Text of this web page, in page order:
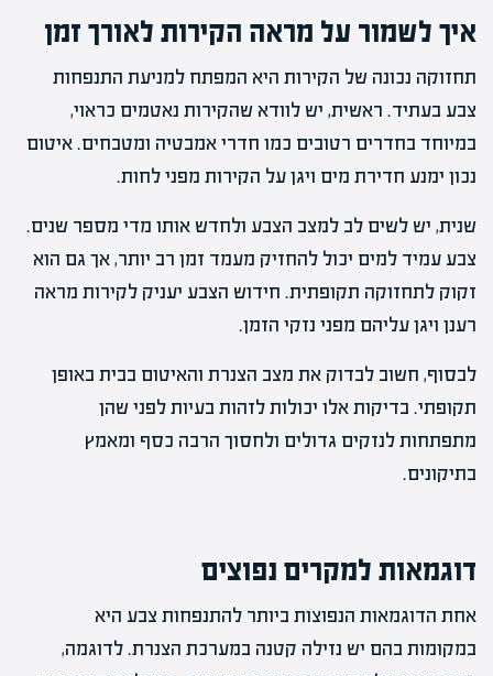
איך לשמור על מראה הקירות לאורך זמן
תחזוקה נכונה של הקירות היא המפתח למניעת התנפחות
צבע בעתיד. ראשית, יש לוודא שהקירות נאטמים כראוי,
במיוחד בחדרים רטובים כמו חדרי אמבטיה ומטבחים. איטום
נכון ימנע חדירת מים ויגן על הקירות מפני לחות.
שנית, יש לשים לב למצב הצבע ולחדש אותו מדי מספר שנים.
צבע עמיד למים יכול להחזיק מעמד זמן רב יותר, אך גם הוא
זקוק לתחזוקה תקופתית. חידוש הצבע יעניק לקירות מראה
רענן ויגן עליהם מפני נזקי הזמן.
לבסוף, חשוב לבדוק את מצב הצנרת והאיטום בבית באופן
תקופתי. בדיקות אלו יכולות לזהות בעיות לפני שהן
מתפתחות לנזקים גדולים ולחסוך הרבה כסף ומאמץ
בתיקונים.
דוגמאות למקרים נפוצים
אחת הדוגמאות הנפוצות ביותר להתנפחות צבע היא
במקומות בהם יש נזילה קטנה במערכת הצנרת. לדוגמה,